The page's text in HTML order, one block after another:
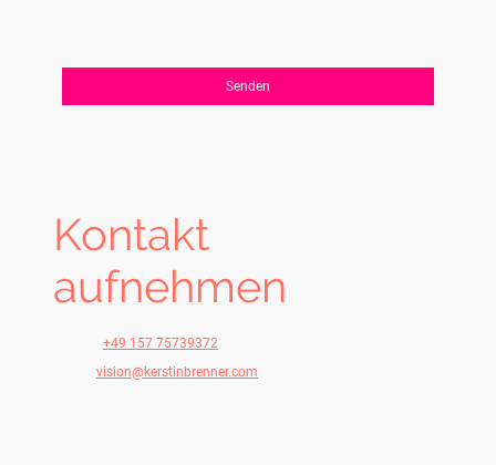
Senden
Kontakt
aufnehmen
+49 157 75739372
vision@kerstinbrenner.com